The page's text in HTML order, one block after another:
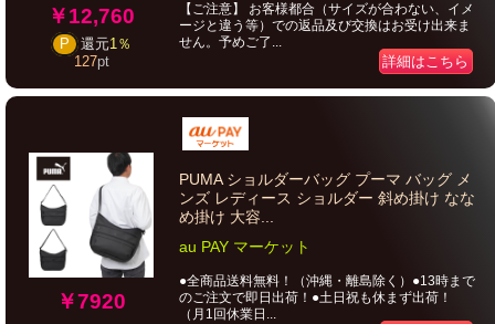
￥12,760
P 還元1％
127pt
【ご注意】 お客様都合（サイズが合わない、イメ
ージと違う等）での返品及び交換はお受け出来ま
せん。予めご了...
詳細はこちら
￥7920
PUMA ショルダーバッグ プーマ バッグ メ
ンズ レディース ショルダー 斜め掛け なな
め掛け 大容...
au PAY マーケット
●全商品送料無料！（沖縄・離島除く）●13時まで
のご注文で即日出荷！●土日祝も休まず出荷！
（月1回休業日...